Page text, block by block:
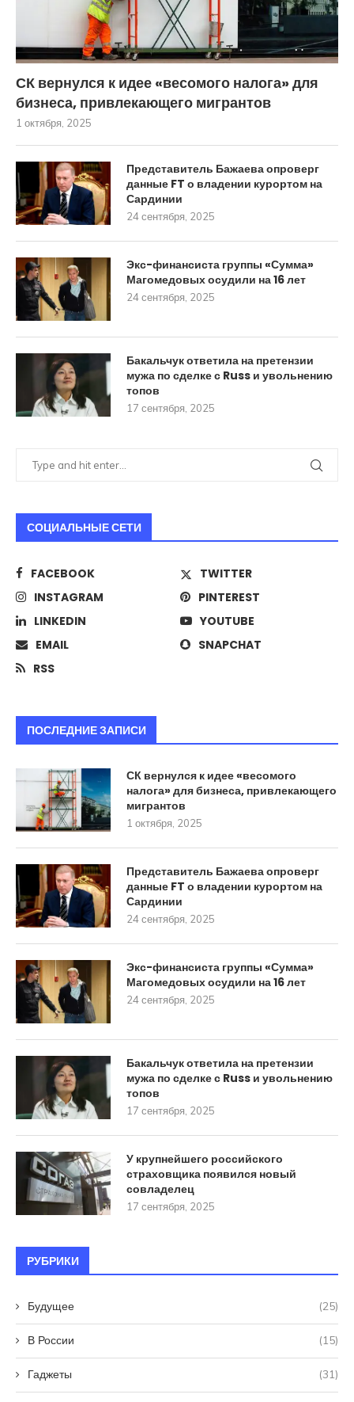
СК вернулся к идее «весомого налога» для
бизнеса, привлекающего мигрантов
1 октября, 2025
Представитель Бажаева опроверг
данные FT о владении курортом на
Сардинии
24 сентября, 2025
Экс-финансиста группы «Сумма»
Магомедовых осудили на 16 лет
24 сентября, 2025
Бакальчук ответила на претензии
мужа по сделке с Russ и увольнению
топов
17 сентября, 2025
СОЦИАЛЬНЫЕ СЕТИ
FACEBOOK
TWITTER
INSTAGRAM
PINTEREST
LINKEDIN
YOUTUBE
EMAIL
SNAPCHAT
RSS
ПОСЛЕДНИЕ ЗАПИСИ
СК вернулся к идее «весомого
налога» для бизнеса, привлекающего
мигрантов
1 октября, 2025
Представитель Бажаева опроверг
данные FT о владении курортом на
Сардинии
24 сентября, 2025
Экс-финансиста группы «Сумма»
Магомедовых осудили на 16 лет
24 сентября, 2025
Бакальчук ответила на претензии
мужа по сделке с Russ и увольнению
топов
17 сентября, 2025
У крупнейшего российского
страховщика появился новый
совладелец
17 сентября, 2025
РУБРИКИ
Будущее (25)
В России (15)
Гаджеты (31)